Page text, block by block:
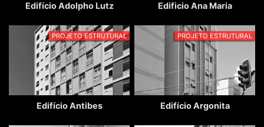
Edifício Adolpho Lutz Edificio Ana Maria
PROJETO ESTRUTURAL
Edifício Antibes
PROJETO ESTRUTURAL
Edifício Argonita